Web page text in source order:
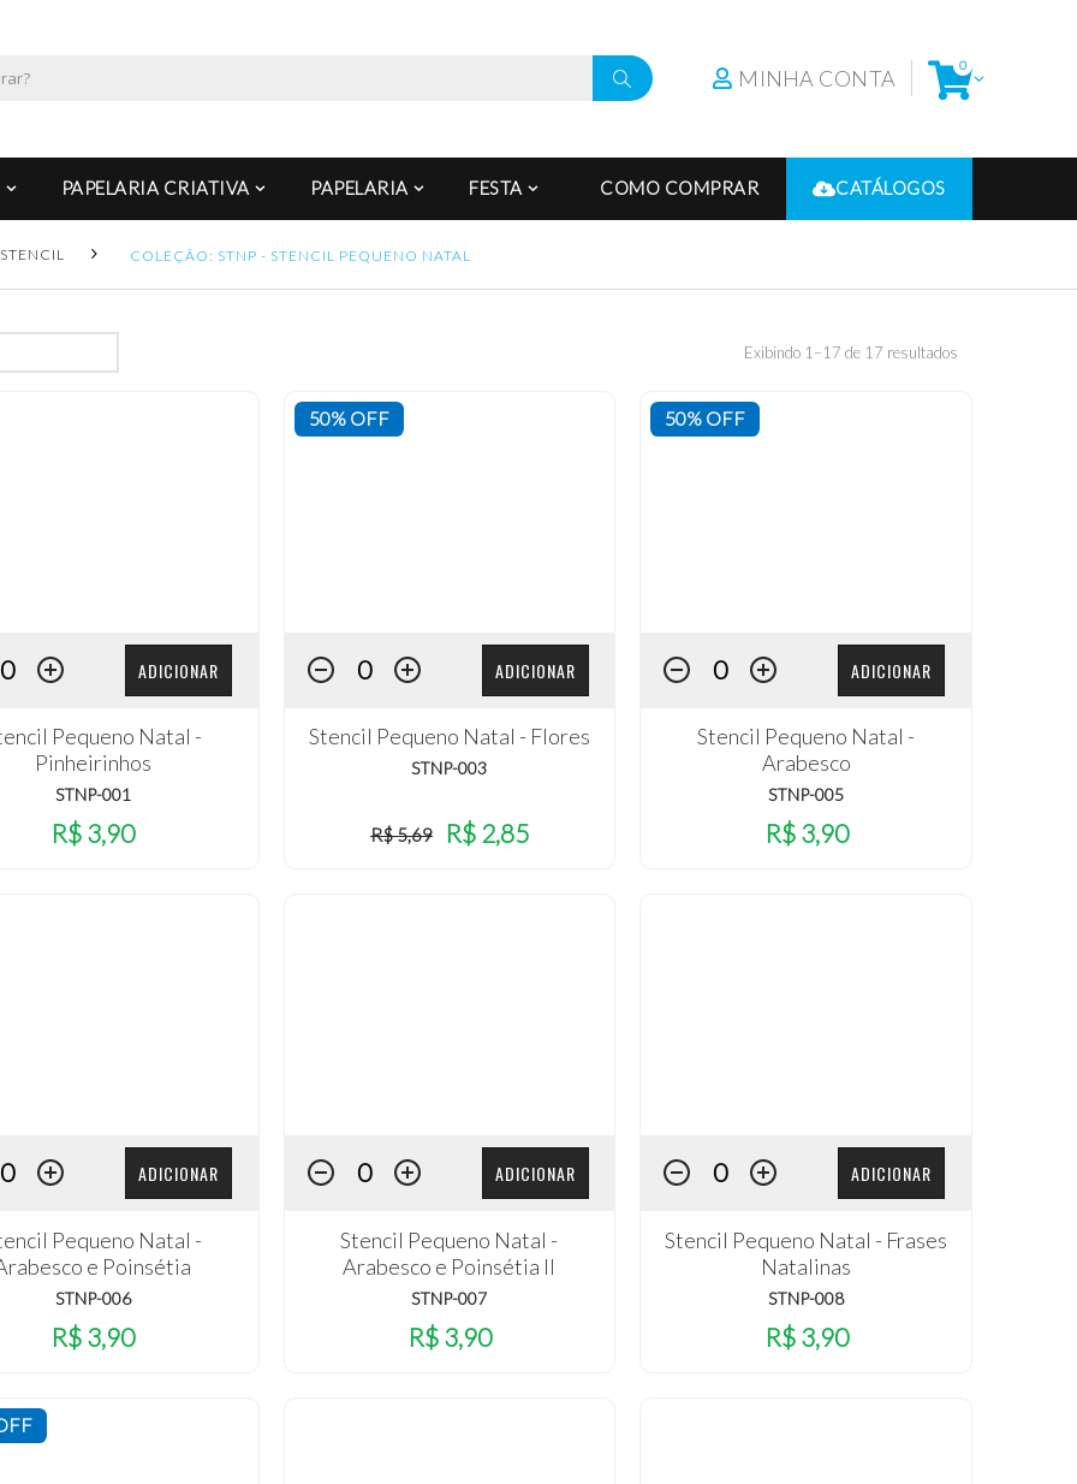
MINHA CONTA 0
PAPELARIA CRIATIVA PAPELARIA FESTA COMO COMPRAR CATÁLOGOS
STENCIL COLEÇÃO: STNP - STENCIL PEQUENO NATAL
Exibindo 1–17 de 17 resultados
ADICIONAR
Pequeno Natal -
Pinheirinhos
STNP-001
R$ 3,90
50% OFF
ADICIONAR
Stencil Pequeno Natal - Flores
STNP-003
R$ 5,69 R$ 2,85
50% OFF
ADICIONAR
Stencil Pequeno Natal -
Arabesco
STNP-005
R$ 3,90
ADICIONAR
Pequeno Natal -
e Poinsétia
STNP-006
R$ 3,90
ADICIONAR
Stencil Pequeno Natal -
Arabesco e Poinsétia II
STNP-007
R$ 3,90
ADICIONAR
Stencil Pequeno Natal - Frases
Natalinas
STNP-008
R$ 3,90